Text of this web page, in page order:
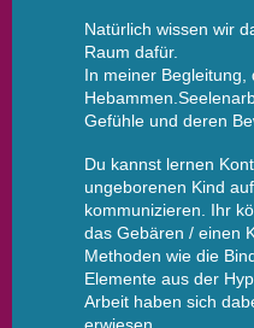
Natürlich wissen wir
Raum dafür.
In meiner Begleitung,
Gefühle und deren
Du kannst lernen
ungeborenen Kind
kommunizieren. Ihr
das Gebären / einen
Methoden wie die
Elemente aus der
Arbeit haben sich
erwiesen.